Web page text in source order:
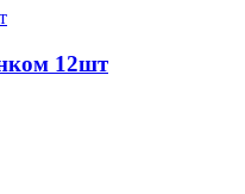
12шт